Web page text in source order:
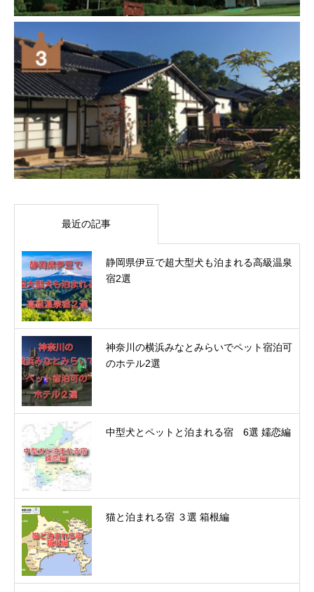
最近の記事
静岡県伊豆で超大型犬も泊まれる高級温泉
宿2選
神奈川の横浜みなとみらいでペット宿泊可
のホテル2選
中型犬とペットと泊まれる宿 6選 嬬恋編
猫と泊まれる宿 ３選 箱根編